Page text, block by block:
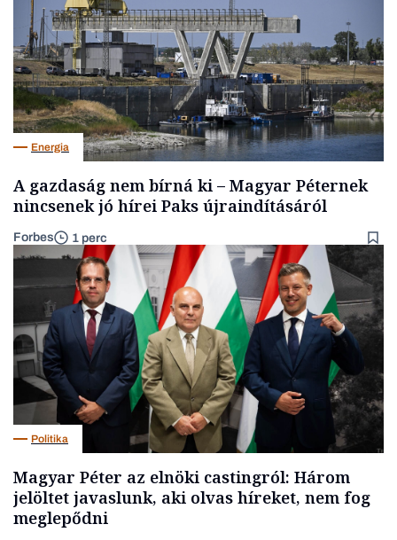
Energia
A gazdaság nem bírná ki – Magyar Péternek
nincsenek jó hírei Paks újraindításáról
Forbes 1 perc
Politika
Magyar Péter az elnöki castingról: Három
jelöltet javaslunk, aki olvas híreket, nem fog
meglepődni